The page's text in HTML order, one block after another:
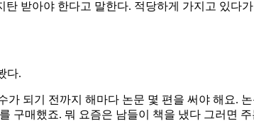
받아야 한다고 말한다. 적당하게 가지고 있다
다.
되기 전까지 해마다 논문 몇 편을 써야 해요.
구매했죠. 뭐 요즘은 남들이 책을 냈다 그러면